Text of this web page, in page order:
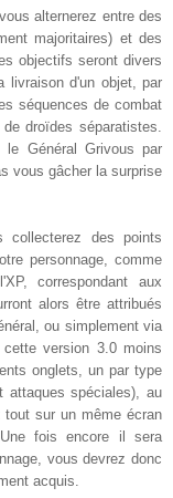
alternerez entre des
majoritaires) et des
objectifs seront divers
livraison d'un objet, par
séquences de combat
droïdes séparatistes.
Général Grivous par
vous gâcher la surprise
collecterez des points
personnage, comme
correspondant aux
alors être attribués
ou simplement via
version 3.0 moins
onglets, un par type
attaques spéciales), au
tout sur un même écran
fois encore il sera
vous devrez donc
acquis.